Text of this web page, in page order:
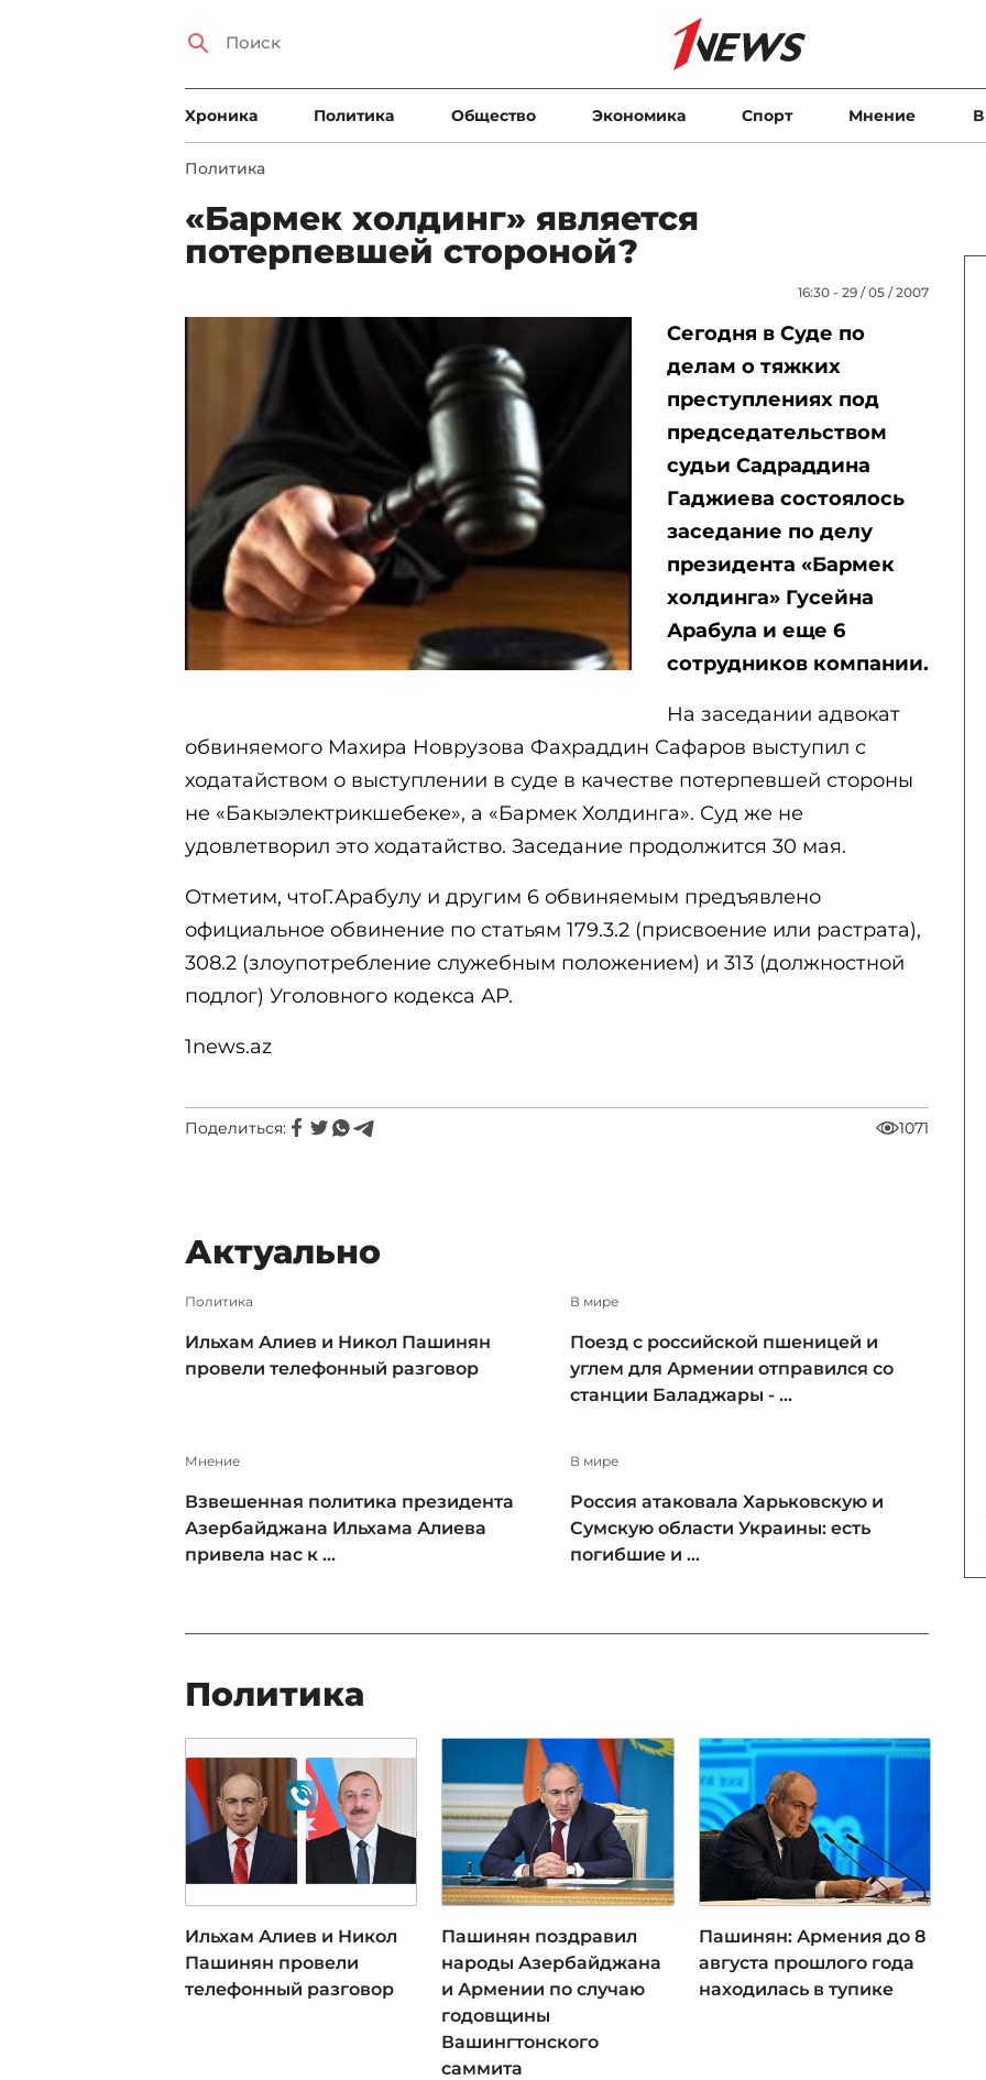
Xроника Политика Общество Экономика Спорт Мнение
Политика
«Бармек холдинг» является
потерпевшей стороной?
16:30 - 29 / 05 / 2007
Сегодня в Суде по
делам о тяжких
преступлениях под
председательством
судьи Садраддина
Гаджиева состоялось
заседание по делу
президента «Бармек
холдинга» Гусейна
Арабула и еще 6
сотрудников компании.
На заседании адвокат
обвиняемого Махира Новрузова Фахраддин Сафаров выступил с
ходатайством о выступлении в суде в качестве потерпевшей стороны
не «Бакыэлектрикшебеке», а «Бармек Холдинга». Суд же не
удовлетворил это ходатайство. Заседание продолжится 30 мая.
Отметим, чтоГ.Арабулу и другим 6 обвиняемым предъявлено
официальное обвинение по статьям 179.3.2 (присвоение или растрата),
308.2 (злоупотребление служебным положением) и 313 (должностной
подлог) Уголовного кодекса АР.
1news.az
Поделиться: 1071
Актуально
Политика
Ильхам Алиев и Никол Пашинян
провели телефонный разговор
В мире
Поезд с российской пшеницей и
углем для Армении отправился со
станции Баладжары - ...
Мнение
Взвешенная политика президента
Азербайджана Ильхама Алиева
привела нас к ...
В мире
Россия атаковала Харьковскую и
Сумскую области Украины: есть
погибшие и ...
Политика
Ильхам Алиев и Никол
Пашинян провели
телефонный разговор
Пашинян поздравил
народы Азербайджана
и Армении по случаю
годовщины
Вашингтонского
саммита
Пашинян: Армения до 8
августа прошлого года
находилась в тупике